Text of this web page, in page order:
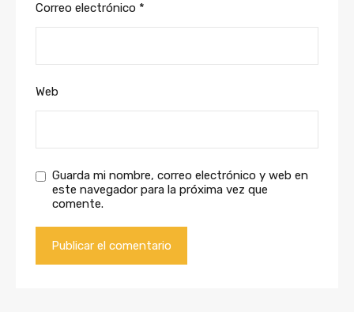
Correo electrónico *
Web
Guarda mi nombre, correo electrónico y web en
este navegador para la próxima vez que
comente.